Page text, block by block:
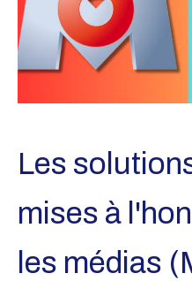
Les
mises à
les médias